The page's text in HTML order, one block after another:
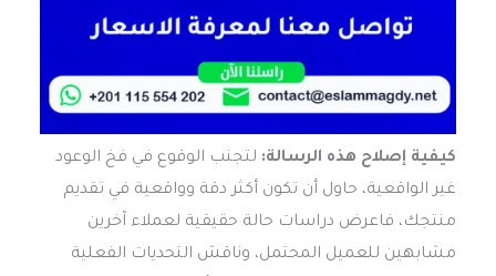
كيفية إصلاح هذه الرسالة: لتجنب الوقوع في فخ الوعود
غير الواقعية، حاول أن تكون أكثر دقة وواقعية في تقديم
منتجك، فاعرض دراسات حالة حقيقية لعملاء آخرين
مشابهين للعميل المحتمل، وناقش التحديات الفعلية